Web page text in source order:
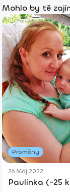
Mohlo by tě
Proměny
26 Máj 2022
Paulínka (-25